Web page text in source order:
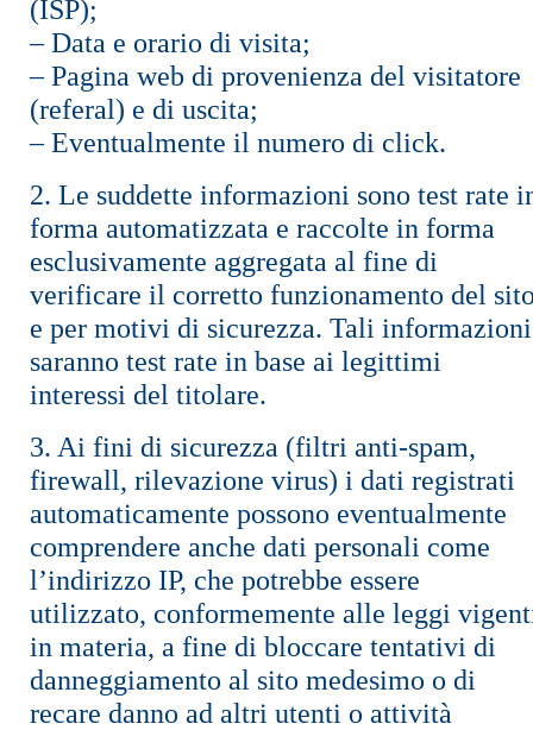
(ISP);
– Data e orario di visita;
– Pagina web di provenienza del visitatore
(referal) e di uscita;
– Eventualmente il numero di click.
2. Le suddette informazioni sono test rate
forma automatizzata e raccolte in forma
esclusivamente aggregata al fine di
verificare il corretto funzionamento del
e per motivi di sicurezza. Tali informazioni
saranno test rate in base ai legittimi
interessi del titolare.
3. Ai fini di sicurezza (filtri anti-spam,
firewall, rilevazione virus) i dati registrati
automaticamente possono eventualmente
comprendere anche dati personali come
l’indirizzo IP, che potrebbe essere
utilizzato, conformemente alle leggi
in materia, a fine di bloccare tentativi di
danneggiamento al sito medesimo o di
recare danno ad altri utenti o attività